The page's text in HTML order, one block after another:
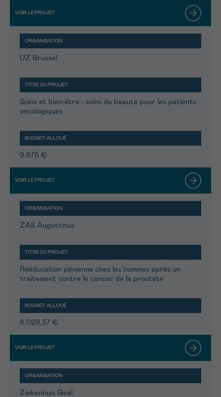
UZ Brussel
Soins et bien-être : soins de beauté pour les patients
oncologiques
9.875 €
ZAS Augustinus
Rééducation pénienne chez les hommes après un
traitement contre le cancer de la prostate
6.029,37 €
Ziekenhuis Geel